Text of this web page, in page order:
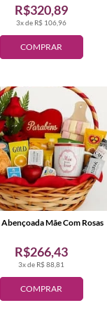
COMPRAR
3x de R$ 106,96
R$320,89
COMPRAR
3x de R$ 88,81
R$266,43
Abençoada Mãe Com Rosas